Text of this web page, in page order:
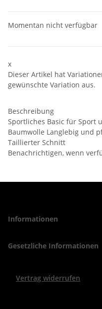
Momentan nicht verfügbar
x
Dieser Artikel hat
gewünschte Variation aus.
Beschreibung
Sportliches Basic für Sport
Baumwolle Langlebig und
Taillierter Schnitt
Benachrichtigen, wenn
Informationen
Gesetzliche Informationen
Vertrag widerrufen